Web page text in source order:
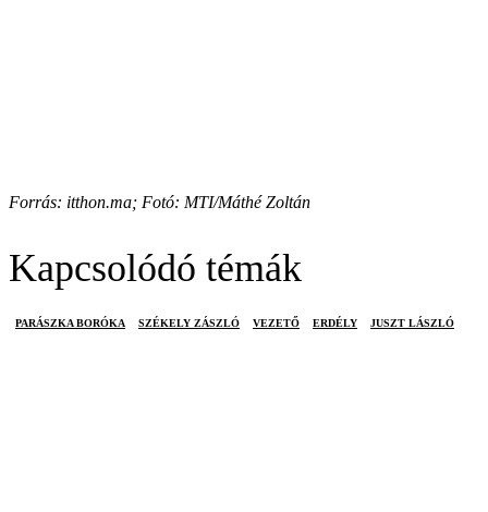
Forrás: itthon.ma; Fotó: MTI/Máthé Zoltán
Kapcsolódó témák
PARÁSZKA BORÓKA SZÉKELY ZÁSZLÓ VEZETŐ ERDÉLY JUSZT LÁSZLÓ